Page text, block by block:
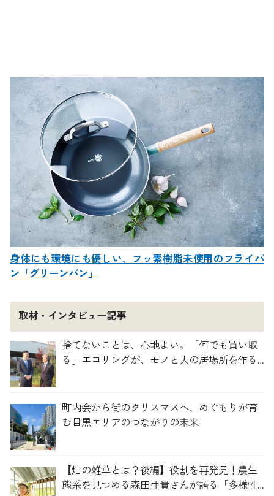
身体にも環境にも優しい、フッ素樹脂未使用のフライパ
ン「グリーンパン」
取材・インタビュー記事
捨てないことは、心地よい。「何でも買い取
る」エコリングが、モノと人の居場所を作る
町内会から街のクリスマスへ、めぐもりが育
む目黒エリアのつながりの未来
【畑の雑草とは？後編】役割を再発見！農生
態系を見つめる森田亜貴さんが語る「多様性